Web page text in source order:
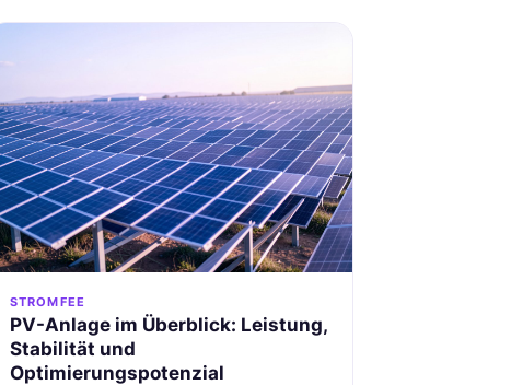
STROMFEE
PV-Anlage im Überblick: Leistung,
Stabilität und
Optimierungspotenzial